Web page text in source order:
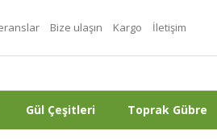
Bize ulaşın Kargo İletişim
Gül Çeşitleri Toprak Gübre